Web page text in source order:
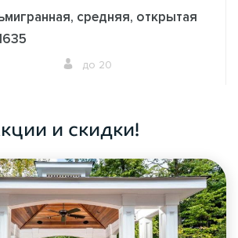
средняя, открытая
до 20
и скидки!